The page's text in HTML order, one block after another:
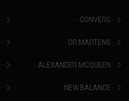
CONVERS
DR.MARTENS
ALEXANDER MCQUEEN
NEW BALANCE